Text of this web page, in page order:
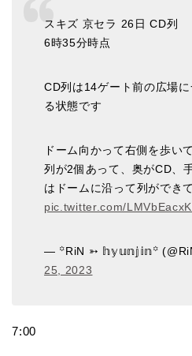
スキズ 京セラ 26日 CD列
6時35分時点
CD列は14ゲート前の広場
る状態です
ドーム向かって右側を歩い
列が2個あって、奥がCD、
はドームに沿って列ができ
pic.twitter.com/
— ꙳RiN ➳ 𝕙𝕪𝕦𝕟𝕛𝕚𝕟꙳
25, 2023
7:00